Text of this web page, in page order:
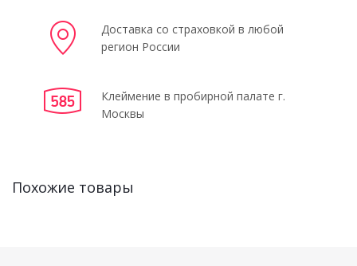
Доставка со страховкой в любой
регион России
Клеймение в пробирной палате г.
Москвы
Похожие товары